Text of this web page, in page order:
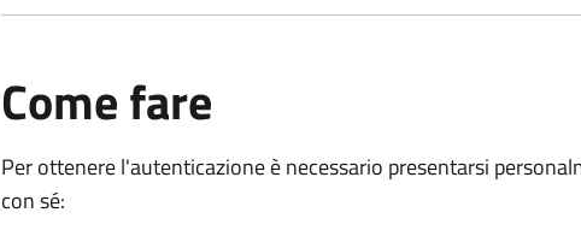
Come fare
Per ottenere l'autenticazione è necessario presentarsi
con sé: